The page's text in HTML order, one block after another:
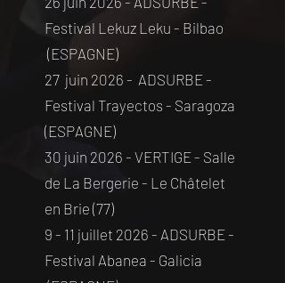
Festival Lekuz Leku - Bilbao
(ESPAGNE)
27 juin 2026 - ADSURBE -
Festival Trayectos - Saragoza
(ESPAGNE)
30 juin 2026 - VERTIGE - Salle
de La Bergerie - Le Châtelet
en Brie (77)
9 - 11 juillet 2026 - ADSURBE -
Festival Abanea - Galicia